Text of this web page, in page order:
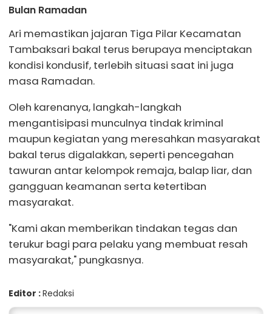
Bulan Ramadan
Ari memastikan jajaran Tiga Pilar Kecamatan
Tambaksari bakal terus berupaya menciptakan
kondisi kondusif, terlebih situasi saat ini juga
masa Ramadan.
Oleh karenanya, langkah-langkah
mengantisipasi munculnya tindak kriminal
maupun kegiatan yang meresahkan masyarakat
bakal terus digalakkan, seperti pencegahan
tawuran antar kelompok remaja, balap liar, dan
gangguan keamanan serta ketertiban
masyarakat.
"Kami akan memberikan tindakan tegas dan
terukur bagi para pelaku yang membuat resah
masyarakat," pungkasnya.
Editor :Redaksi